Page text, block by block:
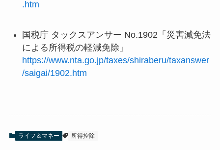
.htm
国税庁 タックスアンサー No.1902「災害減免法
による所得税の軽減免除」
https://www.nta.go.jp/taxes/shiraberu/taxanswer
/saigai/1902.htm
ライフ＆マネー 所得控除